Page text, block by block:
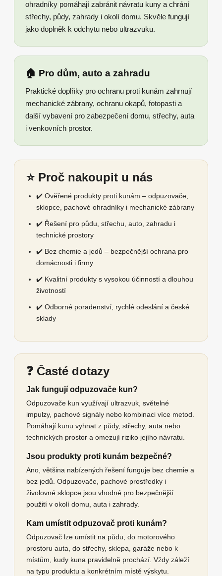
ohradníky pomáhají zabránit návratu kuny a chrání
střechy, půdy, zahrady i okolí domu. Skvěle fungují
jako doplněk k odchytu nebo ultrazvuku.
🏠 Pro dům, auto a zahradu
Praktické doplňky pro ochranu proti kunám zahrnují
mechanické zábrany, ochranu okapů, fotopasti a
další vybavení pro zabezpečení domu, střechy, auta
i venkovních prostor.
⭐ Proč nakoupit u nás
✔️ Ověřené produkty proti kunám – odpuzovače,
sklopce, pachové ohradníky i mechanické zábrany
✔️ Řešení pro půdu, střechu, auto, zahradu i
technické prostory
✔️ Bez chemie a jedů – bezpečnější ochrana pro
domácnosti i firmy
✔️ Kvalitní produkty s vysokou účinností a dlouhou
životností
✔️ Odborné poradenství, rychlé odeslání a české
sklady
❓ Časté dotazy
Jak fungují odpuzovače kun?
Odpuzovače kun využívají ultrazvuk, světelné
impulzy, pachové signály nebo kombinaci více metod.
Pomáhají kunu vyhnat z půdy, střechy, auta nebo
technických prostor a omezují riziko jejího návratu.
Jsou produkty proti kunám bezpečné?
Ano, většina nabízených řešení funguje bez chemie a
bez jedů. Odpuzovače, pachové prostředky i
živolovné sklopce jsou vhodné pro bezpečnější
použití v okolí domu, auta i zahrady.
Kam umístit odpuzovač proti kunám?
Odpuzovač lze umístit na půdu, do motorového
prostoru auta, do střechy, sklepa, garáže nebo k
místům, kudy kuna pravidelně prochází. Vždy záleží
na typu produktu a konkrétním místě výskytu.